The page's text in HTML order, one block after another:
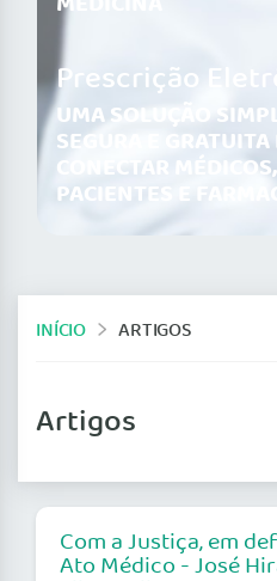
Prescrição
UMA SOLUÇÃO
SEGURA E GRATUITA
CONECTAR MÉDICOS,
PACIENTES E
INÍCIO ARTIGOS
Artigos
Com a Justiça, em
Ato Médico - José